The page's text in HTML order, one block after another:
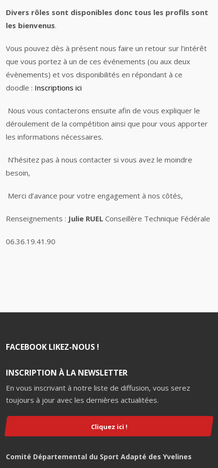
Divers rôles sont disponibles donc tous les profils sont
les bienvenus.
Vous pouvez dès à présent nous faire un retour sur l’intérêt
que vous portez à un de ces événements (ou aux deux
évènements) et vos disponibilités en répondant à ce
doodle : Inscriptions ici
Nous vous contacterons ensuite afin de vous expliquer le
déroulement de la compétition ainsi que pour vous apporter
les informations nécessaires.
N’hésitez pas à nous contacter si vous avez le moindre
besoin,
Merci d’avance pour votre engagement à nos côtés,
Renseignements : Julie RUEL Conseillère Technique Fédérale
06.36.19.41.90
FACEBOOK LIKEZ-NOUS !
INSCRIPTION À LA NEWSLETTER
En vous inscrivant à notre liste de diffusion, vous serez
toujours à jour avec les dernières actualitées.
Cliquez ici !
Comité Départemental du Sport Adapté des Yvelines